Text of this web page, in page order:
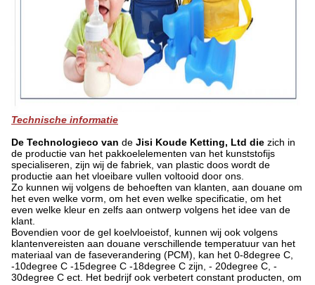
Technische informatie
De Technologieco van de Jisi Koude Ketting, Ltd die zich in
de productie van het pakkoelelementen van het kunststofijs
specialiseren, zijn wij de fabriek, van plastic doos wordt de
productie aan het vloeibare vullen voltooid door ons.
Zo kunnen wij volgens de behoeften van klanten, aan douane om
het even welke vorm, om het even welke specificatie, om het
even welke kleur en zelfs aan ontwerp volgens het idee van de
klant.
Bovendien voor de gel koelvloeistof, kunnen wij ook volgens
klantenvereisten aan douane verschillende temperatuur van het
materiaal van de faseverandering (PCM), kan het 0-8degree C,
-10degree C -15degree C -18degree C zijn, - 20degree C, -
30degree C ect. Het bedrijf ook verbetert constant producten, om